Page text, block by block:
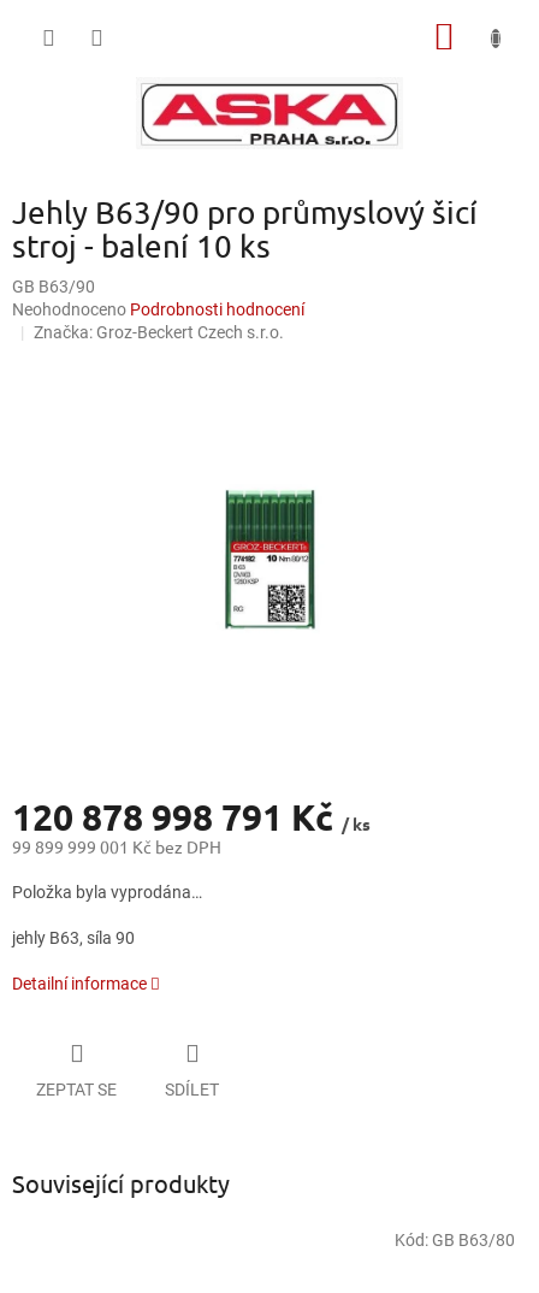
Jehly B63/90 pro průmyslový šicí
stroj - balení 10 ks
GB B63/90
Průměrné
hodnocení
Neohodnoceno Podrobnosti hodnocení
Značka: Groz-Beckert Czech s.r.o.
120 878 998 791 Kč / ks
99 899 999 001 Kč bez DPH
Měrná
cena:
Položka byla vyprodána…
jehly B63, síla 90
Detailní informace
ZEPTAT SE SDÍLET
Související produkty
Kód: GB B63/80